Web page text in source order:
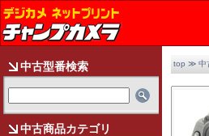
中古型番検索
中古商品カテゴリ
top ≫ 中